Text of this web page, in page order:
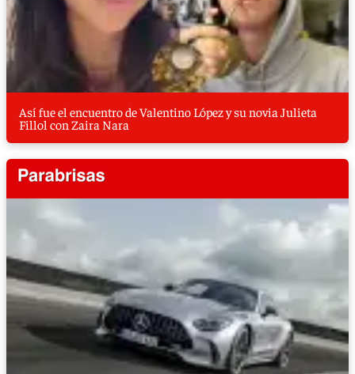
Así fue el encuentro de Valentino López y su novia Julieta
Fillol con Zaira Nara